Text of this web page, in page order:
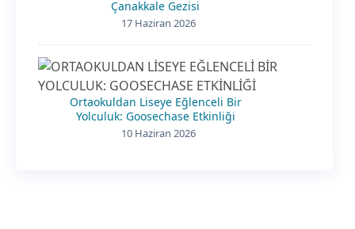
Çanakkale Gezisi
17 Haziran 2026
Ortaokuldan Liseye Eğlenceli Bir
Yolculuk: Goosechase Etkinliği
10 Haziran 2026